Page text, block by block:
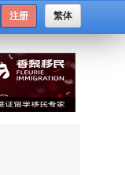
繁体
注册